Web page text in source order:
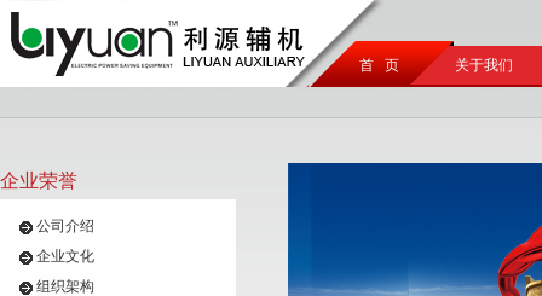
首 页 关于我们
企业荣誉
公司介绍
企业文化
组织架构